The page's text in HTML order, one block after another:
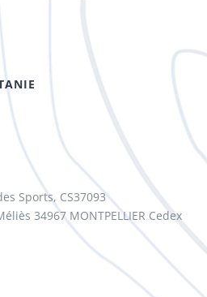
Sports, CS37093
34967 MONTPELLIER Cedex